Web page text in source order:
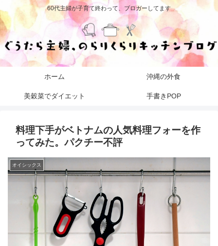
60代主婦が子育て終わって、ブロガーしてます
ホーム 沖縄の外食
美穀菜でダイエット 手書きPOP
料理下手がベトナムの人気料理フォーを作
ってみた。パクチー不評
オイシックス